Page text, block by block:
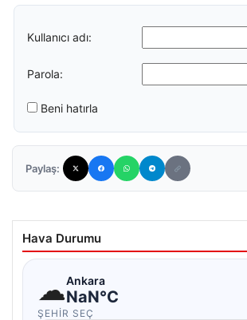
Kullanıcı adı:
Parola:
Beni hatırla
Paylaş:
Hava Durumu
☁Ankara
NaN°C
ŞEHIR SEÇ